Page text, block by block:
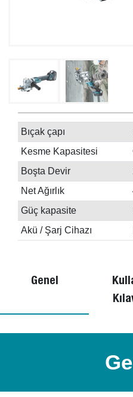
Bıçak çapı
Kesme Kapasitesi
Boşta Devir
Net Ağırlık
Güç kapasite
Akü / Şarj Cihazı
Genel